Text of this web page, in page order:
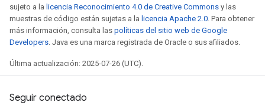
sujeto a la licencia Reconocimiento 4.0 de Creative Commons y las
muestras de código están sujetas a la licencia Apache 2.0 . Para obtener
más información, consulta las políticas del sitio web de Google
Developers . Java es una marca registrada de Oracle o sus afiliados.
Última actualización: 2025-07-26 (UTC).
Seguir conectado